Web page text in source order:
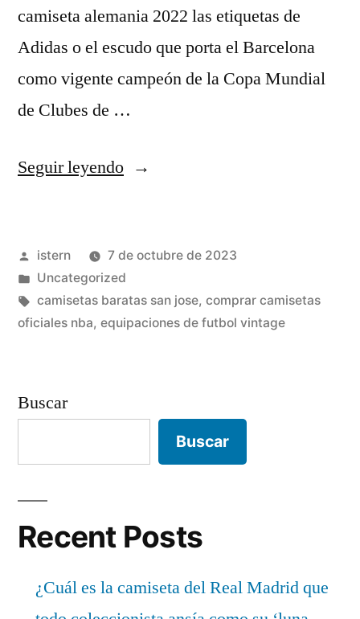
camiseta alemania 2022 las etiquetas de
Adidas o el escudo que porta el Barcelona
como vigente campeón de la Copa Mundial
de Clubes de …
Seguir leyendo«paginas
baratos»
Publicado
por
istern
7 de octubre de 2023
Publicado
en
Uncategorized
Etiquetas:
camisetas baratas san jose, comprar camisetas
oficiales nba, equipaciones de futbol vintage
Buscar
Buscar
Recent Posts
¿Cuál es la camiseta del Real Madrid que